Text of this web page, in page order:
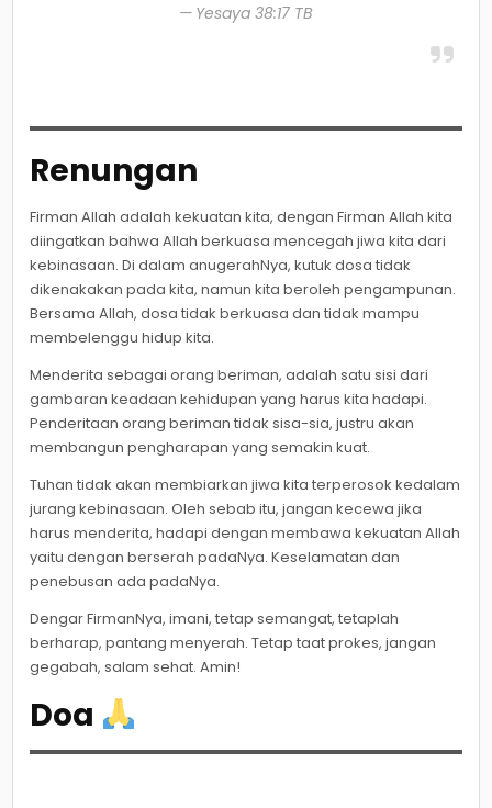
Yesaya 38:17 TB
Renungan
Firman Allah adalah kekuatan kita, dengan Firman Allah kita
diingatkan bahwa Allah berkuasa mencegah jiwa kita dari
kebinasaan. Di dalam anugerahNya, kutuk dosa tidak
dikenakakan pada kita, namun kita beroleh pengampunan.
Bersama Allah, dosa tidak berkuasa dan tidak mampu
membelenggu hidup kita.
Menderita sebagai orang beriman, adalah satu sisi dari
gambaran keadaan kehidupan yang harus kita hadapi.
Penderitaan orang beriman tidak sisa-sia, justru akan
membangun pengharapan yang semakin kuat.
Tuhan tidak akan membiarkan jiwa kita terperosok kedalam
jurang kebinasaan. Oleh sebab itu, jangan kecewa jika
harus menderita, hadapi dengan membawa kekuatan Allah
yaitu dengan berserah padaNya. Keselamatan dan
penebusan ada padaNya.
Dengar FirmanNya, imani, tetap semangat, tetaplah
berharap, pantang menyerah. Tetap taat prokes, jangan
gegabah, salam sehat. Amin!
Doa